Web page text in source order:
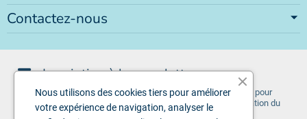
Contactez-nous
Inscription à la newsletter
Vous pouvez vous désinscrire à tout moment. Vous trouverez pour
cela nos informations de contact dans les conditions d'utilisation du
Nous utilisons des cookies tiers pour améliorer
votre expérience de navigation, analyser le